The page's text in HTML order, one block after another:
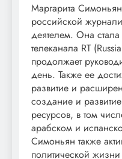
Маргарита Симоньян
российской
деятелем. Она
телеканала RT
продолжает
день. Также ее
развитие и
создание и
ресурсов, в том
арабском и
Симоньян также
политической